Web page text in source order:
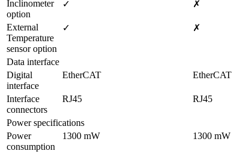
Inclinometer
option
✓ ✗
External
Temperature
sensor option
✓ ✗
Data interface
Digital
interface
EtherCAT EtherCAT
Interface
connectors
RJ45 RJ45
Power specifications
Power
consumption
1300 mW 1300 mW